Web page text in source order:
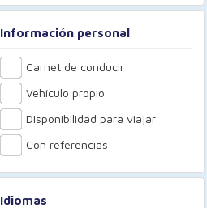
Información personal
Carnet de conducir
Vehículo propio
Disponibilidad para viajar
Con referencias
Idiomas